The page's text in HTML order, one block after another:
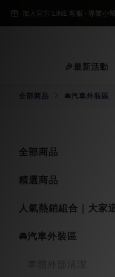
加入官方 LINE 客服 · 專業小
🎉最新活動
全部商品 🚘汽車外裝區
全部商品
精選商品
人氣熱銷組合｜大家
🚘汽車外裝區